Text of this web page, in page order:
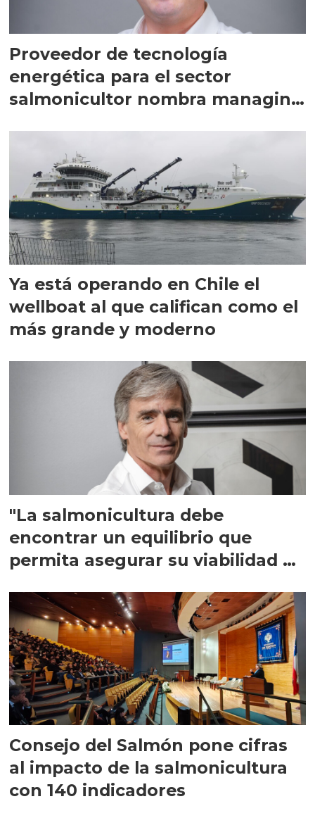
Proveedor de tecnología
energética para el sector
salmonicultor nombra managing
Ya está operando en Chile el
wellboat al que califican como el
más grande y moderno
"La salmonicultura debe
encontrar un equilibrio que
permita asegurar su viabilidad de
Consejo del Salmón pone cifras
al impacto de la salmonicultura
con 140 indicadores